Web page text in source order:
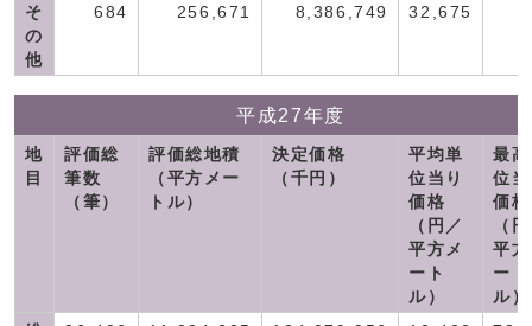
そ
の
他
684 256,671 8,386,749 32,675
平成27年度
地
目
評価総
筆数
（筆）
評価総地積
（平方メー
トル）
決定価格
（千円）
平均単
位当り
価格
（円／
平方メ
ート
ル）
最
位
価格
（
平
ート
ル）